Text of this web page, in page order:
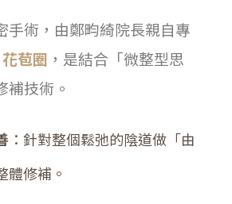
手術，由鄭畇綺院長親自專
苞圈 ，是結合「微整型思
補技術。
：針對整個鬆弛的陰道做「由
體修補。